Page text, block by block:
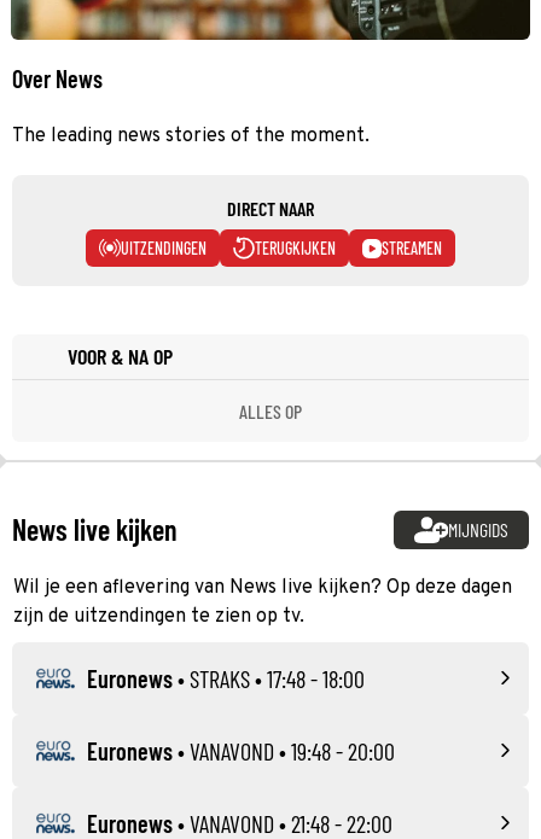
Over News
The leading news stories of the moment.
DIRECT NAAR
UITZENDINGEN TERUGKIJKEN STREAMEN
VOOR & NA OP
ALLES OP
News live kijken MIJNGIDS
Wil je een aflevering van News live kijken? Op deze dagen
zijn de uitzendingen te zien op tv.
Euronews•STRAKS• 17:48 - 18:00
Euronews•VANAVOND • 19:48 - 20:00
Euronews•VANAVOND • 21:48 - 22:00